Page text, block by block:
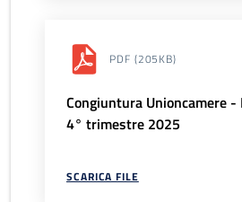
PDF (205KB)
Congiuntura Unioncamere
4° trimestre 2025
SCARICA FILE